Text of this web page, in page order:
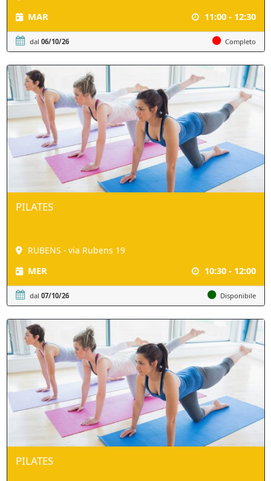
MAR 11:00 - 12:30
dal 06/10/26 Completo
PILATES
RUBENS - via Rubens 19
MER 10:30 - 12:00
dal 07/10/26 Disponibile
PILATES